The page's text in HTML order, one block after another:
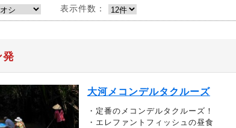
表示件数：
発
大河メコンデルタクルーズ
・定番のメコンデルタクルーズ！
・エレファントフィッシュの昼食